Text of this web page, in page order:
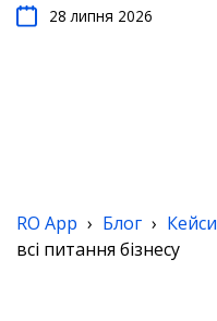
28 липня 2026
RO App › Блог › Кейси
всі питання бізнесу